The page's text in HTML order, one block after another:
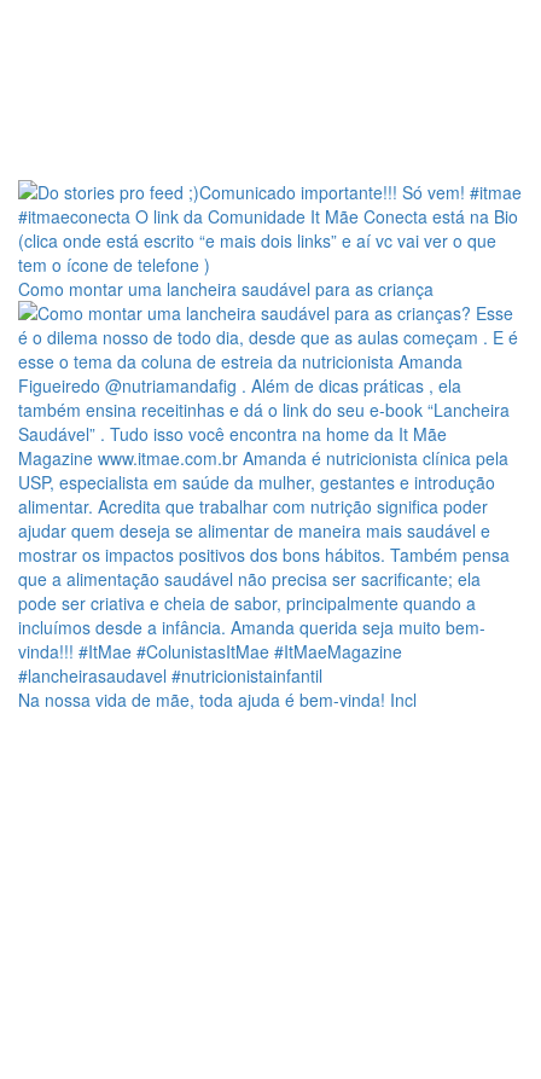
Como montar uma lancheira saudável para as criança
Na nossa vida de mãe, toda ajuda é bem-vinda! Incl